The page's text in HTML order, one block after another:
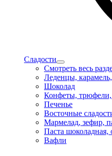
Сладости
Смотреть весь
Леденцы,
Шоколад
Конфеты,
Печенье
Восточные
Мармелад, зефир,
Паста шоколадная,
Вафли